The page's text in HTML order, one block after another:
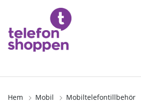
Hem Mobil Mobiltelefontillbehör